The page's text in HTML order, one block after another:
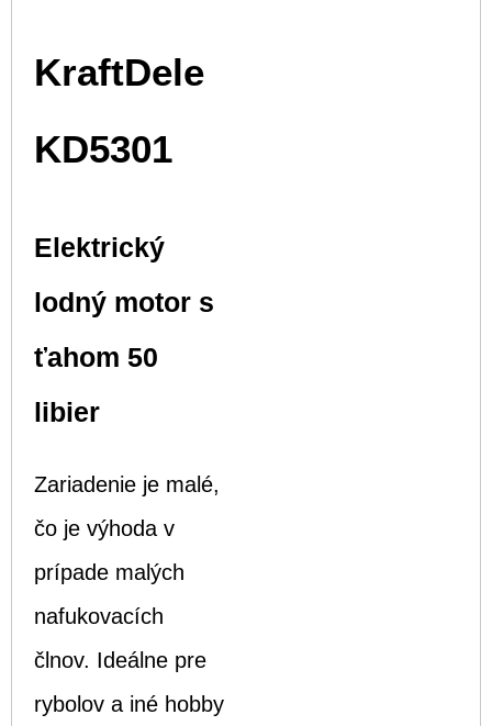
KraftDele
KD5301
Elektrický
lodný motor s
ťahom 50
libier
Zariadenie je malé,
čo je výhoda v
prípade malých
nafukovacích
člnov. Ideálne pre
rybolov a iné hobby